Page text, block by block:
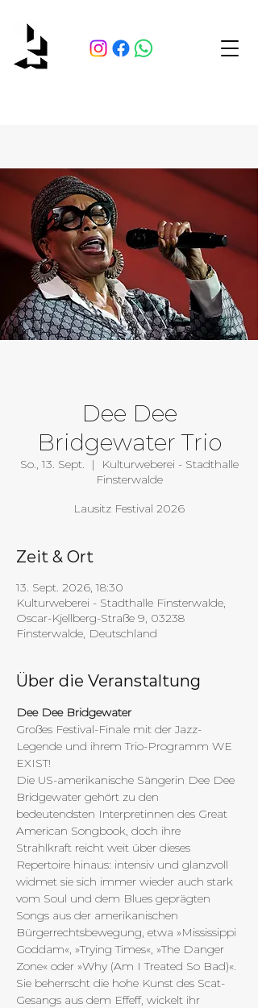
Dee Dee
Bridgewater Trio
So., 13. Sept.
  |
Kulturweberei - Stadthalle
Finsterwalde
Lausitz Festival 2026
Zeit & Ort
13. Sept. 2026, 18:30
Kulturweberei - Stadthalle Finsterwalde,
Oscar-Kjellberg-Straße 9, 03238
Finsterwalde, Deutschland
Über die Veranstaltung
Dee Dee Bridgewater
Großes Festival-Finale mit der Jazz-
Legende und ihrem Trio-Programm WE
EXIST!
Die US-amerikanische Sängerin Dee Dee
Bridgewater gehört zu den
bedeutendsten Interpretinnen des Great
American Songbook, doch ihre
Strahlkraft reicht weit über dieses
Repertoire hinaus: intensiv und glanzvoll
widmet sie sich immer wieder auch stark
vom Soul und dem Blues geprägten
Songs aus der amerikanischen
Bürgerrechtsbewegung, etwa »Mississippi
Goddam«, »Trying Times«, »The Danger
Zone« oder »Why (Am I Treated So Bad)«.
Sie beherrscht die hohe Kunst des Scat-
Gesangs aus dem Effeff, wickelt ihr